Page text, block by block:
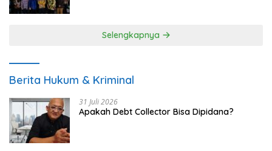
Selengkapnya
Berita Hukum & Kriminal
31 Juli 2026
Apakah Debt Collector Bisa Dipidana?